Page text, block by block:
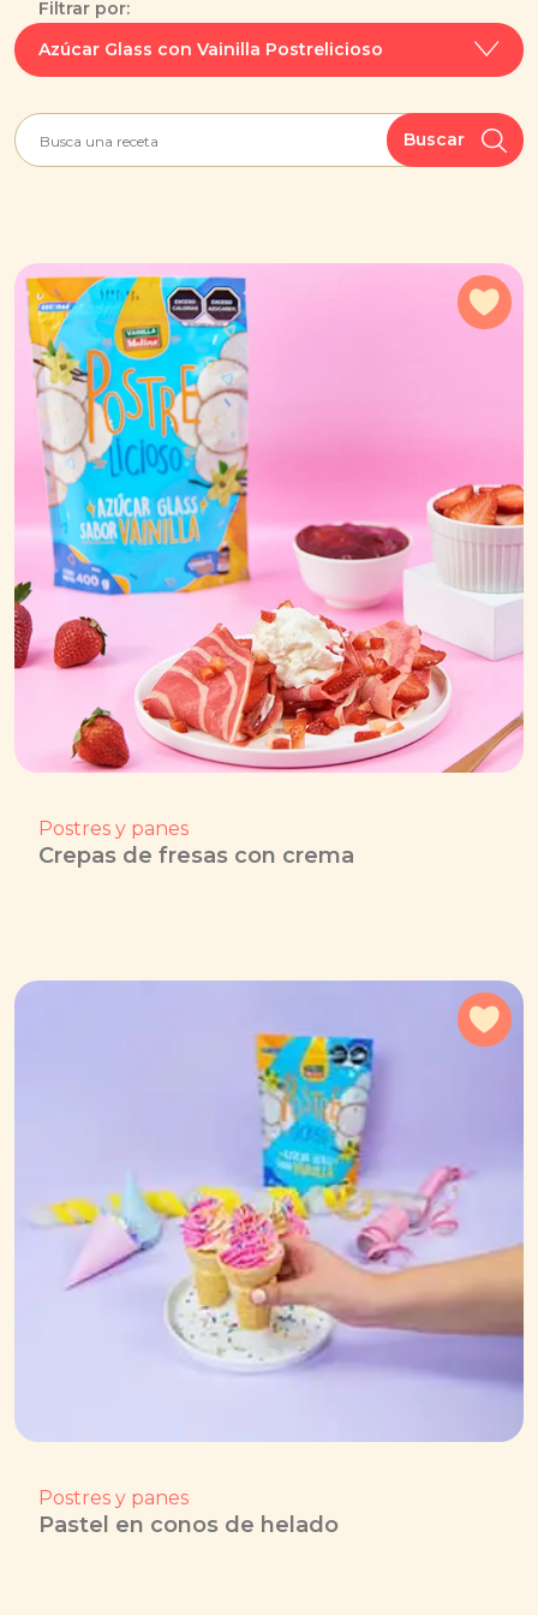
Filtrar por:
Azúcar Glass con Vainilla Postrelicioso
Buscar
Postres y panes
Crepas de fresas con crema
Postres y panes
Pastel en conos de helado